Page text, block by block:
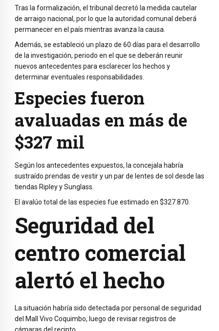
Tras la formalización, el tribunal decretó la medida cautelar
de arraigo nacional, por lo que la autoridad comunal deberá
permanecer en el país mientras avanza la causa.
Además, se estableció un plazo de 60 días para el desarrollo
de la investigación, periodo en el que se deberán reunir
nuevos antecedentes para esclarecer los hechos y
determinar eventuales responsabilidades.
Especies fueron
avaluadas en más de
$327 mil
Según los antecedentes expuestos, la concejala habría
sustraído prendas de vestir y un par de lentes de sol desde las
tiendas Ripley y Sunglass.
El avalúo total de las especies fue estimado en $327.870.
Seguridad del
centro comercial
alertó el hecho
La situación habría sido detectada por personal de seguridad
del Mall Vivo Coquimbo, luego de revisar registros de
cámaras del recinto.